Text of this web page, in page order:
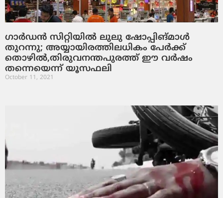
ഗാര്‍ഡന്‍ സിറ്റിയില്‍ ലുലു ഷോപ്പിങ്മാള്‍
തുറന്നു; അയ്യായിരത്തിലധികം പേര്‍ക്ക്
തൊഴില്‍,തിരുവനന്തപുരത്ത് ഈ വര്‍ഷം
തന്നെയെന്ന് യൂസഫലി
October 11, 2021